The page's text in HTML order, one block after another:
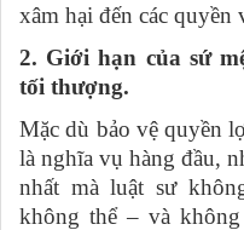
xâm hại đến các
2. Giới hạn của sứ
tối thượng.
Mặc dù bảo vệ quyền
là nghĩa vụ hàng đầu,
nhất mà luật sư
không thể – và